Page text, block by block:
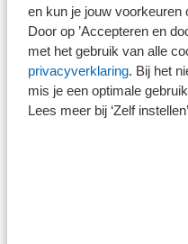
en kun je jouw voorkeuren
Door op ’Accepteren en
met het gebruik van alle
privacyverklaring. Bij het
mis je een optimale
Lees meer bij ‘Zelf
Ook privacy en
geborgd. Denk aan
opdrachtbevestigingen
omgevingen.